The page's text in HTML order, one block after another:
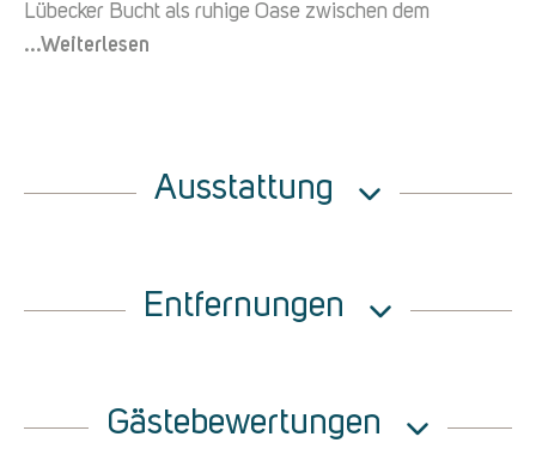
Lübecker Bucht als ruhige Oase zwischen dem
...Weiterlesen
Ausstattung
Entfernungen
Gästebewertungen